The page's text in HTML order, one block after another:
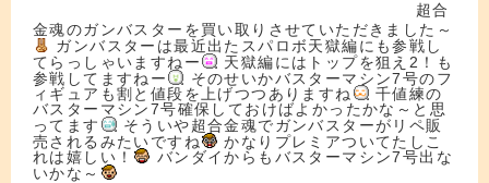
超合
金魂のガンバスターを買い取りさせていただきました～
ガンバスターは最近出たスパロボ天獄編にも参戦し
てらっしゃいますねー
天獄編にはトップを狙え2！も
参戦してますねー
そのせいかバスターマシン7号のフ
ィギュアも割と値段を上げつつありますね
千値練の
バスターマシン7号確保しておけばよかったかな～と思
ってます
そういや超合金魂でガンバスターがリペ販
売されるみたいですね
かなりプレミアついてたしこ
れは嬉しい！
バンダイからもバスターマシン7号出な
いかな～